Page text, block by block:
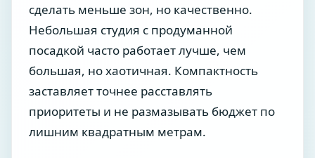
сделать меньше зон, но качественно.
Небольшая студия с продуманной
посадкой часто работает лучше, чем
большая, но хаотичная. Компактность
заставляет точнее расставлять
приоритеты и не размазывать бюджет по
лишним квадратным метрам.